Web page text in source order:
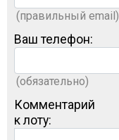
(правильный email)
Ваш телефон:
(обязательно)
Комментарий
к лоту: